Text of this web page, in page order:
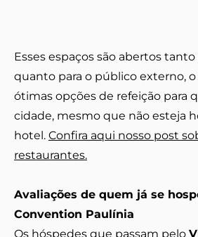
Esses espaços são abertos
quanto para o público externo,
ótimas opções de refeição para
cidade, mesmo que não esteja
hotel. Confira aqui nosso post
restaurantes.
Avaliações de quem já se
Convention Paulínia
Os hóspedes que passam pelo